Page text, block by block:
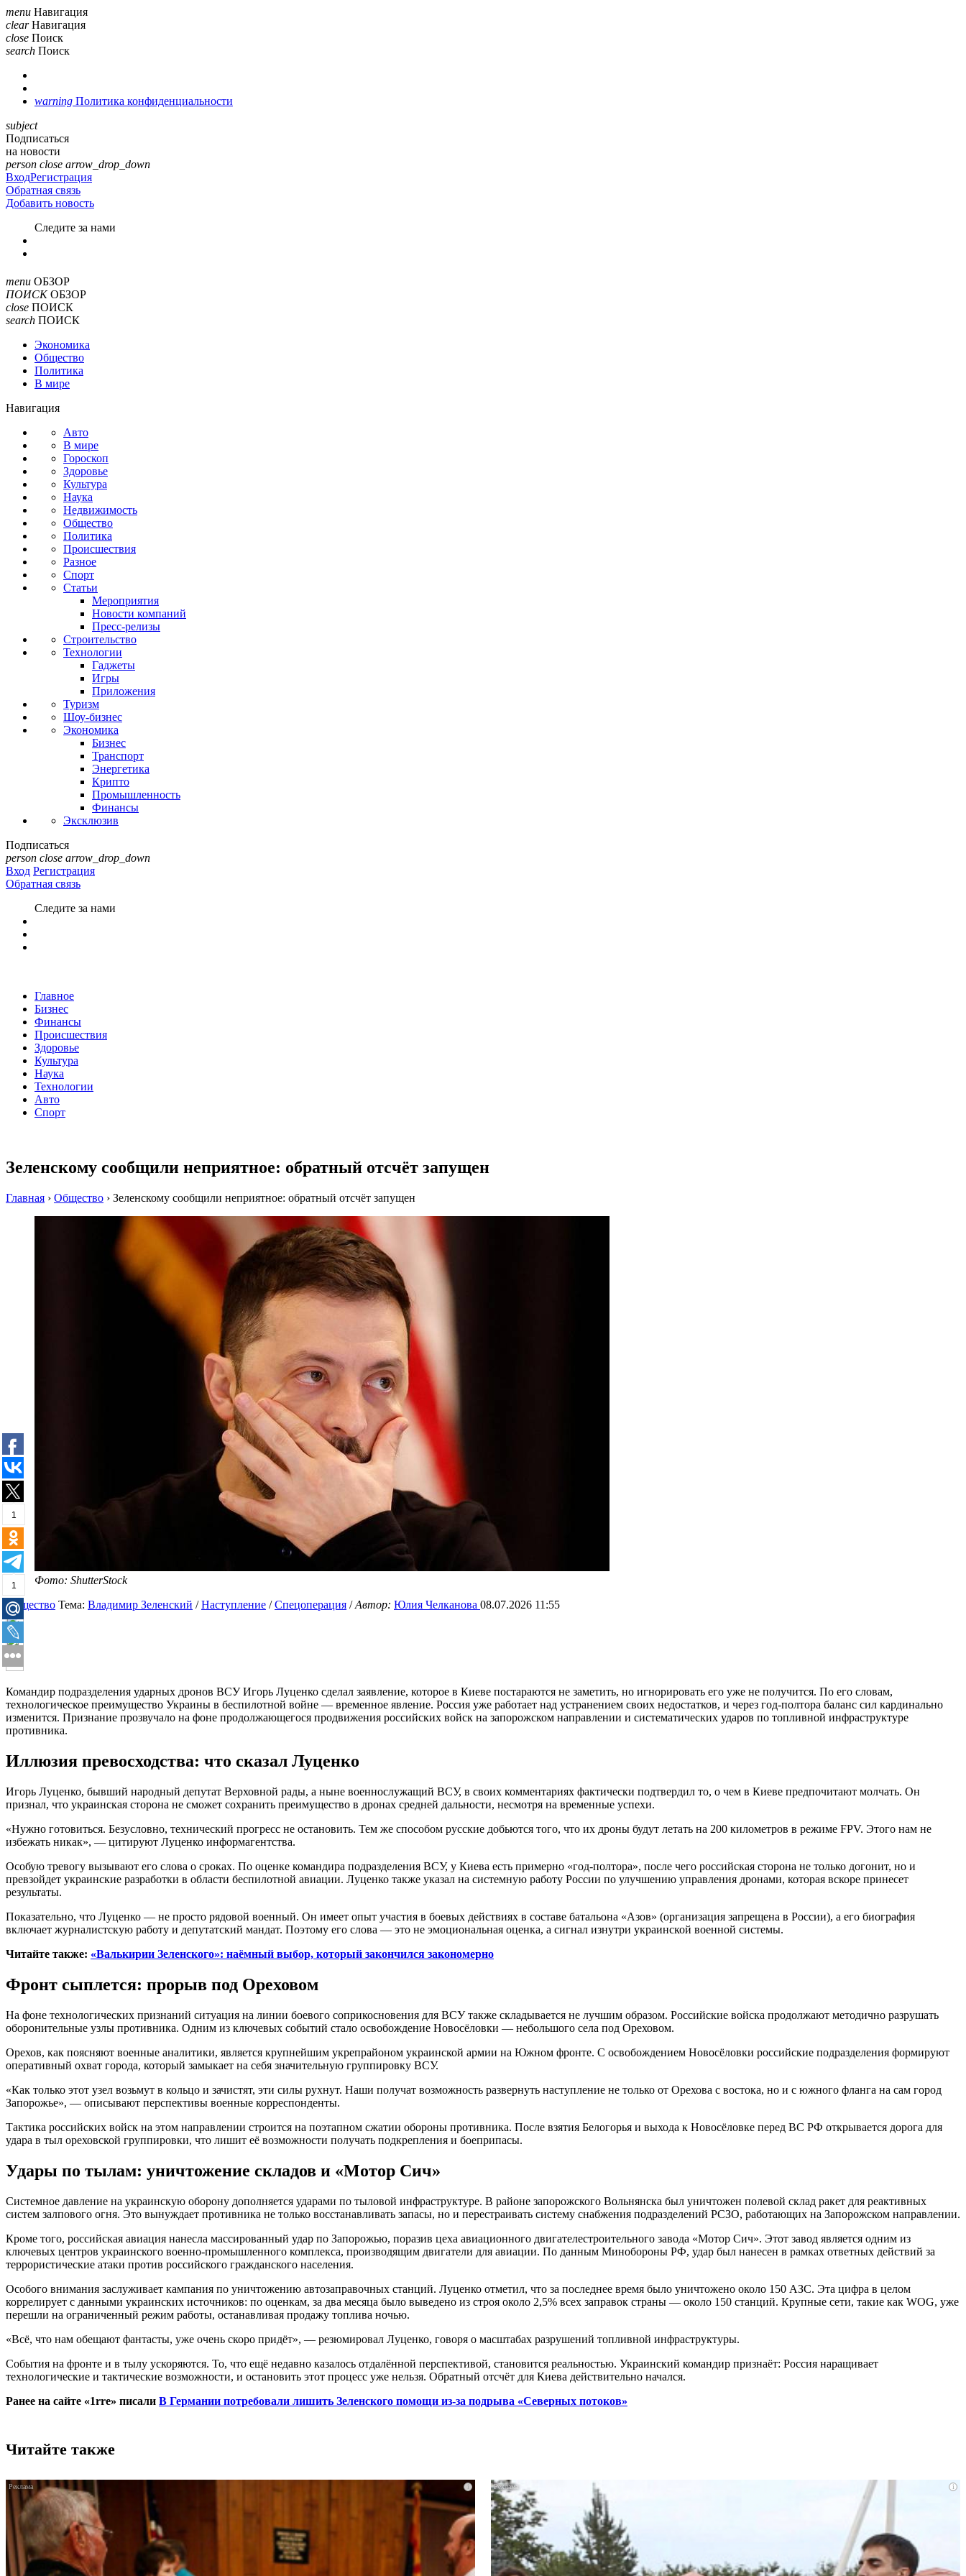
1
1
menu Навигация
clear Навигация
close Поиск
search Поиск
warning Политика конфиденциальности
subject
Подписаться
на новости
person close arrow_drop_down
ВходРегистрация
Обратная связь
Добавить новость
Cледите за нами
menu ОБЗОР
ПОИСК ОБЗОР
close ПОИСК
search ПОИСК
Экономика
Общество
Политика
В мире
Навигация
Авто
В мире
Гороскоп
Здоровье
Культура
Наука
Недвижимость
Общество
Политика
Происшествия
Разное
Спорт
Статьи
Мероприятия
Новости компаний
Пресс-релизы
Строительство
Технологии
Гаджеты
Игры
Приложения
Туризм
Шоу-бизнес
Экономика
Бизнес
Транспорт
Энергетика
Крипто
Промышленность
Финансы
Эксклюзив
Подписаться
person close arrow_drop_down
Вход Регистрация
Обратная связь
Следите за нами
Главное
Бизнес
Финансы
Происшествия
Здоровье
Культура
Наука
Технологии
Авто
Спорт
Зеленскому сообщили неприятное: обратный отсчёт запущен
Главная › Общество › Зеленскому сообщили неприятное: обратный отсчёт запущен
Фото: ShutterStock
Общество Тема: Владимир Зеленский /Наступление /Спецоперация /Автор: Юлия Челканова 08.07.2026 11:55
Командир подразделения ударных дронов ВСУ Игорь Луценко сделал заявление, которое в Киеве постараются не заметить, но игнорировать его уже не получится. По его словам,
технологическое преимущество Украины в беспилотной войне — временное явление. Россия уже работает над устранением своих недостатков, и через год-полтора баланс сил кардинально
изменится. Признание прозвучало на фоне продолжающегося продвижения российских войск на запорожском направлении и систематических ударов по топливной инфраструктуре
противника.
Иллюзия превосходства: что сказал Луценко
Игорь Луценко, бывший народный депутат Верховной рады, а ныне военнослужащий ВСУ, в своих комментариях фактически подтвердил то, о чем в Киеве предпочитают молчать. Он
признал, что украинская сторона не сможет сохранить преимущество в дронах средней дальности, несмотря на временные успехи.
«Нужно готовиться. Безусловно, технический прогресс не остановить. Тем же способом русские добьются того, что их дроны будут летать на 200 километров в режиме FPV. Этого нам не
избежать никак», — цитируют Луценко информагентства.
Особую тревогу вызывают его слова о сроках. По оценке командира подразделения ВСУ, у Киева есть примерно «год-полтора», после чего российская сторона не только догонит, но и
превзойдет украинские разработки в области беспилотной авиации. Луценко также указал на системную работу России по улучшению управления дронами, которая вскоре принесет
результаты.
Показательно, что Луценко — не просто рядовой военный. Он имеет опыт участия в боевых действиях в составе батальона «Азов» (организация запрещена в России), а его биография
включает журналистскую работу и депутатский мандат. Поэтому его слова — это не эмоциональная оценка, а сигнал изнутри украинской военной системы.
Читайте также: «Валькирии Зеленского»: наёмный выбор, который закончился закономерно
Фронт сыплется: прорыв под Ореховом
На фоне технологических признаний ситуация на линии боевого соприкосновения для ВСУ также складывается не лучшим образом. Российские войска продолжают методично разрушать
оборонительные узлы противника. Одним из ключевых событий стало освобождение Новосёловки — небольшого села под Ореховом.
Орехов, как поясняют военные аналитики, является крупнейшим укрепрайоном украинской армии на Южном фронте. С освобождением Новосёловки российские подразделения формируют
оперативный охват города, который замыкает на себя значительную группировку ВСУ.
«Как только этот узел возьмут в кольцо и зачистят, эти силы рухнут. Наши получат возможность развернуть наступление не только от Орехова с востока, но и с южного фланга на сам город
Запорожье», — описывают перспективы военные корреспонденты.
Тактика российских войск на этом направлении строится на поэтапном сжатии обороны противника. После взятия Белогорья и выхода к Новосёловке перед ВС РФ открывается дорога для
удара в тыл ореховской группировки, что лишит её возможности получать подкрепления и боеприпасы.
Удары по тылам: уничтожение складов и «Мотор Сич»
Системное давление на украинскую оборону дополняется ударами по тыловой инфраструктуре. В районе запорожского Вольнянска был уничтожен полевой склад ракет для реактивных
систем залпового огня. Это вынуждает противника не только восстанавливать запасы, но и перестраивать систему снабжения подразделений РСЗО, работающих на Запорожском направлении.
Кроме того, российская авиация нанесла массированный удар по Запорожью, поразив цеха авиационного двигателестроительного завода «Мотор Сич». Этот завод является одним из
ключевых центров украинского военно-промышленного комплекса, производящим двигатели для авиации. По данным Минобороны РФ, удар был нанесен в рамках ответных действий за
террористические атаки против российского гражданского населения.
Особого внимания заслуживает кампания по уничтожению автозаправочных станций. Луценко отметил, что за последнее время было уничтожено около 150 АЗС. Эта цифра в целом
коррелирует с данными украинских источников: по оценкам, за два месяца было выведено из строя около 2,5% всех заправок страны — около 150 станций. Крупные сети, такие как WOG, уже
перешли на ограниченный режим работы, останавливая продажу топлива ночью.
«Всё, что нам обещают фантасты, уже очень скоро придёт», — резюмировал Луценко, говоря о масштабах разрушений топливной инфраструктуры.
События на фронте и в тылу ускоряются. То, что ещё недавно казалось отдалённой перспективой, становится реальностью. Украинский командир признаёт: Россия наращивает
технологические и тактические возможности, и остановить этот процесс уже нельзя. Обратный отсчёт для Киева действительно начался.
Ранее на сайте «1rre» писали В Германии потребовали лишить Зеленского помощи из-за подрыва «Северных потоков»
Читайте также
i i